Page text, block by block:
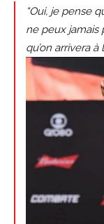
“Oui, je pense
ne peux jamais
qu’on arrivera